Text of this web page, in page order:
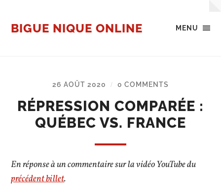
MENU
BIGUE NIQUE ONLINE
26 AOÛT 2020 / 0 COMMENTS
RÉPRESSION COMPARÉE :
QUÉBEC VS. FRANCE
En réponse à un commentaire sur la vidéo YouTube du
précédent billet.